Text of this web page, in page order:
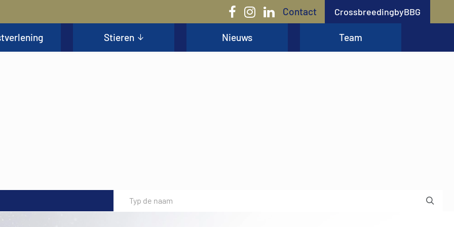
Contact CrossbreedingbyBBG
Stieren Nieuws Team